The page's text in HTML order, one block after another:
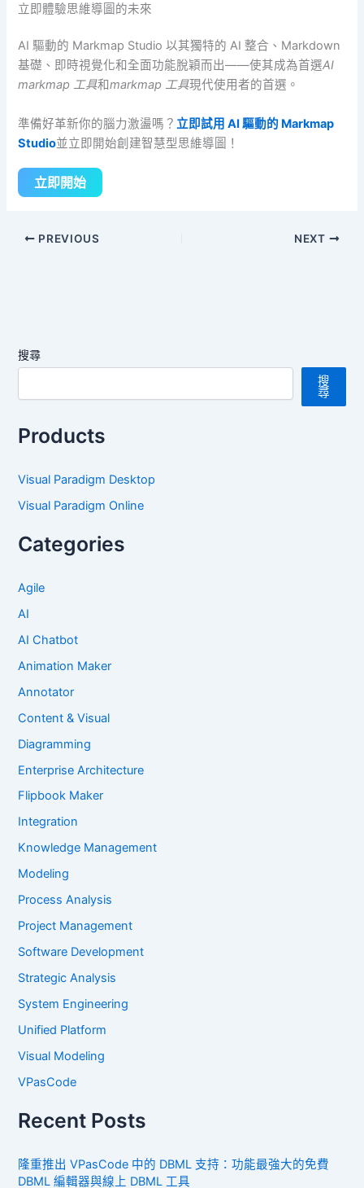
立即體驗思維導圖的未來
AI 驅動的 Markmap Studio 以其獨特的 AI 整合、Markdown
基礎、即時視覺化和全面功能脫穎而出——使其成為首選AI
markmap 工具和markmap 工具現代使用者的首選。
準備好革新你的腦力激盪嗎？立即試用 AI 驅動的 Markmap
Studio並立即開始創建智慧型思維導圖！
立即開始
PREVIOUS NEXT
搜尋
搜
尋
Products
Visual Paradigm Desktop
Visual Paradigm Online
Categories
Agile
AI
AI Chatbot
Animation Maker
Annotator
Content & Visual
Diagramming
Enterprise Architecture
Flipbook Maker
Integration
Knowledge Management
Modeling
Process Analysis
Project Management
Software Development
Strategic Analysis
System Engineering
Unified Platform
Visual Modeling
VPasCode
Recent Posts
隆重推出 VPasCode 中的 DBML 支持：功能最強大的免費
DBML 編輯器與線上 DBML 工具